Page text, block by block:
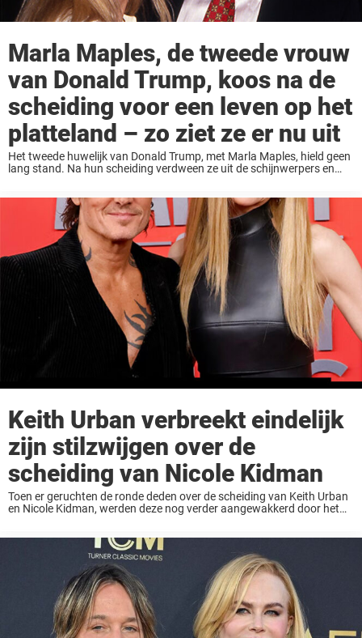
Marla Maples, de tweede vrouw
van Donald Trump, koos na de
scheiding voor een leven op het
platteland – zo ziet ze er nu uit
Het tweede huwelijk van Donald Trump, met Marla Maples, hield geen
lang stand. Na hun scheiding verdween ze uit de schijnwerpers en
Keith Urban verbreekt eindelijk
zijn stilzwijgen over de
scheiding van Nicole Kidman
Toen er geruchten de ronde deden over de scheiding van Keith Urban
en Nicole Kidman, werden deze nog verder aangewakkerd door het